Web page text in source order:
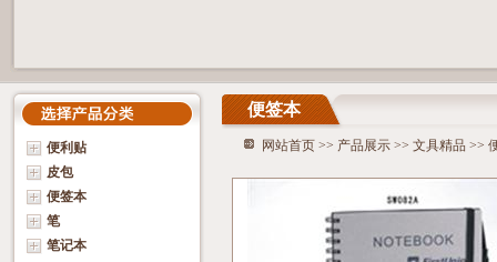
便利贴
皮包
便签本
笔
笔记本
便签本
网站首页 >> 产品展示 >> 文具精品 >>